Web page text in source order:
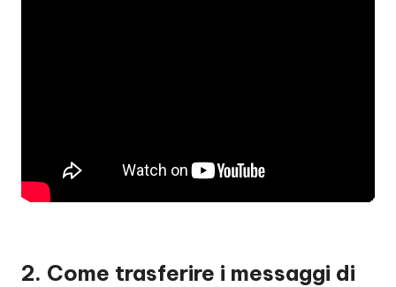
2. Come trasferire i messaggi di